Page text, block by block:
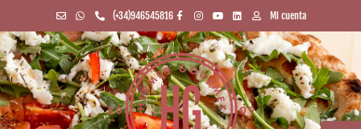
(+34)946545816 Mi cuenta